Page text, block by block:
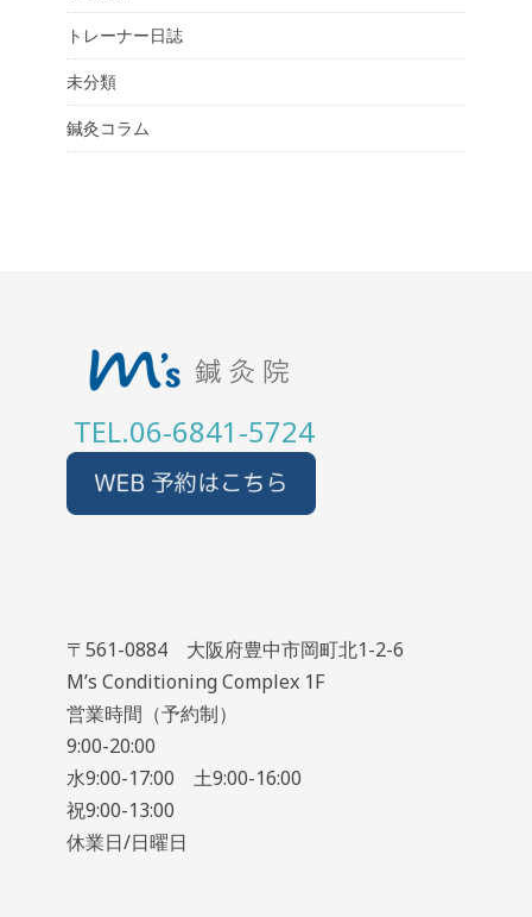
トレーナー日誌
未分類
鍼灸コラム
TEL.06-6841-5724
〒561-0884 大阪府豊中市岡町北1-2-6
M’s Conditioning Complex 1F
営業時間（予約制）
9:00-20:00
水9:00-17:00 土9:00-16:00
祝9:00-13:00
休業日/日曜日